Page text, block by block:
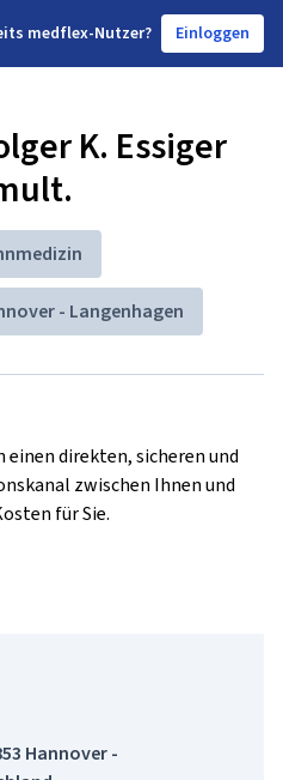
medflex-Nutzer? Einloggen
K. Essiger
- Langenhagen
direkten, sicheren und
zwischen Ihnen und
für Sie.
Hannover -